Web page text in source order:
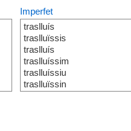
Imperfet
traslluís
traslluïssis
traslluís
traslluíssim
traslluíssiu
traslluïssin